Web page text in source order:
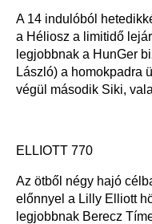
A 14 indulóból
a Héliosz a limitidő
legjobbnak a HunGer
László) a homokpadra
végül második Siki,
ELLIOTT 770
Az ötből négy hajó
előnnyel a Lilly Elliott
legjobbnak Berecz